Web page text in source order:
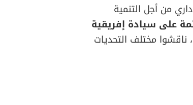
من أجل التنمية
على سيادة إفريقية
ناقشوا مختلف التحديات